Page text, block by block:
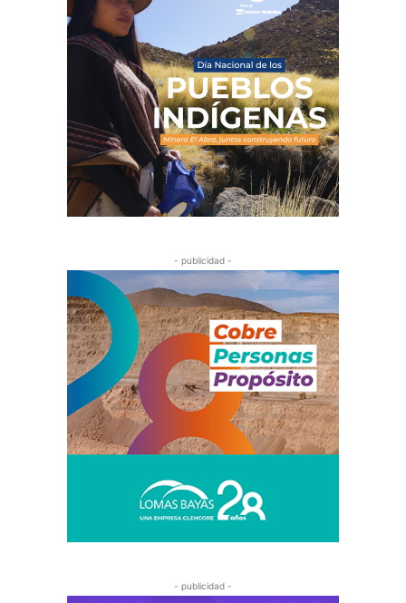
- publicidad -
- publicidad -